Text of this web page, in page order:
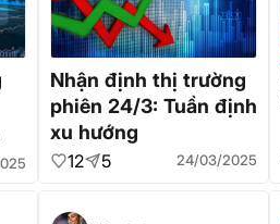
Nhận định thị trường
phiên 24/3: Tuần định
xu hướng
12 5 24/03/2025